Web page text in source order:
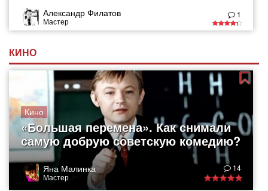
Александр Филатов
Мастер
1
КИНО
Кино
«Большая перемена». Как снимали
самую добрую советскую комедию?
Яна Малинка
Мастер
14